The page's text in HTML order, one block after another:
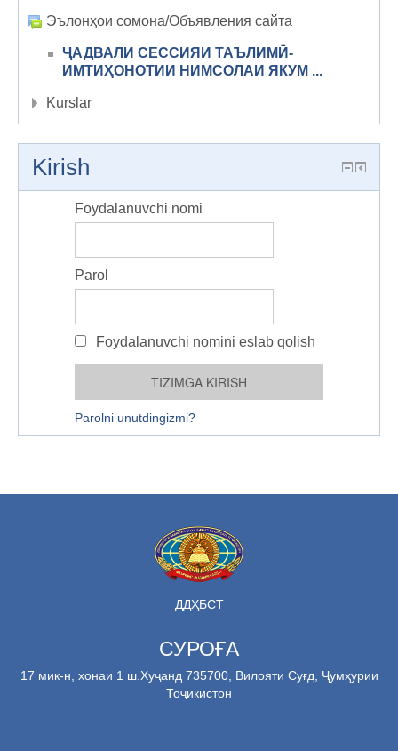
Эълонҳои сомона/Объявления сайта
ҶАДВАЛИ СЕССИЯИ ТАЪЛИМӢ-
ИМТИҲОНОТИИ НИМСОЛАИ ЯКУМ ...
Kurslar
Kirish
Foydalanuvchi nomi
Parol
Foydalanuvchi nomini eslab qolish
Parolni unutdingizmi?
ДДҲБСТ
СУРОҒА
17 мик-н, хонаи 1 ш.Хуҷанд 735700, Вилояти Суғд, Ҷумҳурии
Тоҷикистон